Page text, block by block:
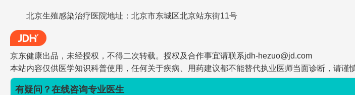
北京生殖感染治疗医院地址：北京市东城区北京站东街11号
京东健康出品，未经授权，不得二次转载。授权及合作事宜请联系jdh-hezuo@jd.com
本站内容仅供医学知识科普使用，任何关于疾病、用药建议都不能替代执业医师当面诊断，请谨
有疑问？在线咨询专业医生